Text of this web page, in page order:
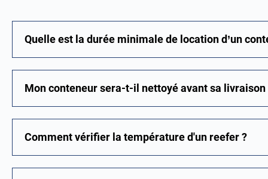
Quelle est la durée minimale de location d’un
Mon conteneur sera-t-il nettoyé avant sa livraison
Comment vérifier la température d'un reefer ?